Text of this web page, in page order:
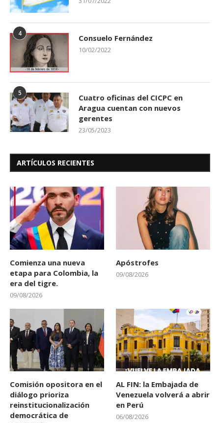
4 Consuelo Fernández
10/02/2022
5
Cuatro oficinas del CICPC en
Aragua cuentan con nuevos
gerentes
23/05/2023
ARTÍCULOS RECIENTES
Comienza una nueva
etapa para Colombia, la
era del tigre.
09/08/2026
Apóstrofes
09/08/2026
Comisión opositora en el
diálogo prioriza
reinstitucionalización
democrática de
AL FIN: la Embajada de
Venezuela volverá a abrir
en Perú
06/08/2026